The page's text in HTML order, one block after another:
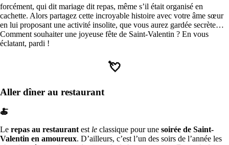
forcément, qui dit mariage dit repas, même s’il était organisé en
cachette. Alors partagez cette incroyable histoire avec votre âme sœur
en lui proposant une activité insolite, que vous aurez gardée secrète…
Comment souhaiter une joyeuse fête de Saint-Valentin ? En vous
éclatant, pardi !
💘
Aller dîner au restaurant
🍝
Le repas au restaurant est le classique pour une soirée de Saint-
Valentin en amoureux. D’ailleurs, c’est l’un des soirs de l’année les